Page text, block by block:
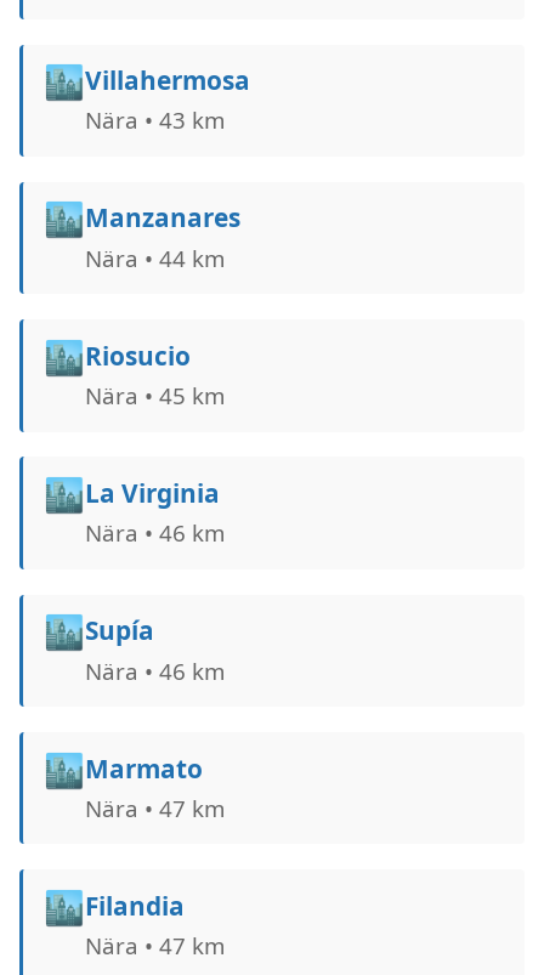
🏙️Villahermosa
Nära • 43 km
🏙️Manzanares
Nära • 44 km
🏙️Riosucio
Nära • 45 km
🏙️La Virginia
Nära • 46 km
🏙️Supía
Nära • 46 km
🏙️Marmato
Nära • 47 km
🏙️Filandia
Nära • 47 km